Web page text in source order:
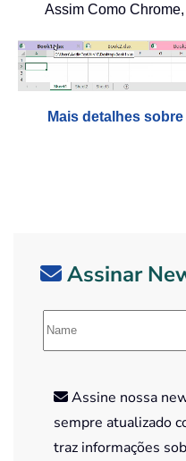
Assim Como
Mais detalhes
Assinar
Assine nossa
sempre atualizado
traz informações